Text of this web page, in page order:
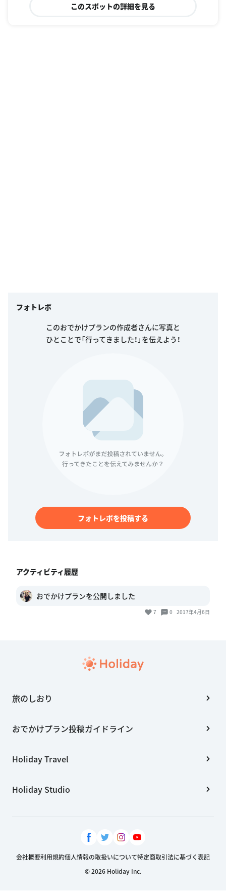
このスポットの詳細を見る
フォトレポ
このおでかけプランの作成者さんに写真と
ひとことで「行ってきました！」を伝えよう！
フォトレポを投稿する
アクティビティ履歴
おでかけプランを公開しました
7 0 2017年4月6日
旅のしおり
おでかけプラン投稿ガイドライン
Holiday Travel
Holiday Studio
会社概要利用規約個人情報の取扱いについて特定商取引法に基づく表記
© 2026 Holiday Inc.